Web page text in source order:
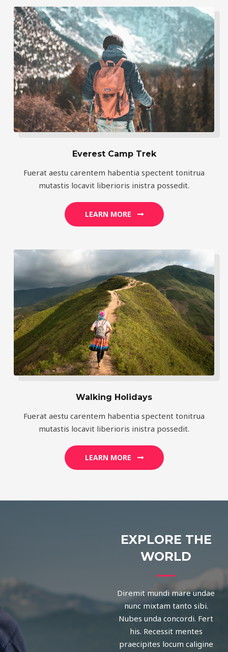
Everest Camp Trek
Fuerat aestu carentem habentia spectent tonitrua
mutastis locavit liberioris inistra possedit.
LEARN MORE
Walking Holidays
Fuerat aestu carentem habentia spectent tonitrua
mutastis locavit liberioris inistra possedit.
LEARN MORE
EXPLORE THE
WORLD
Diremit mundi mare undae
nunc mixtam tanto sibi.
Nubes unda concordi. Fert
his. Recessit mentes
praecipites locum caligine